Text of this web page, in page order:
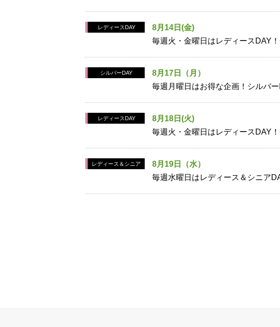
レディースDAY
8月14日(金)
毎週火・金曜日はレディースDAY
シルバーDAY
8月17日（月）
毎週月曜日はお得な企画！シルバー
レディースDAY
8月18日(火)
毎週火・金曜日はレディースDAY
レディース＆シニア
8月19日（水）
毎週水曜日はレディース＆シニア